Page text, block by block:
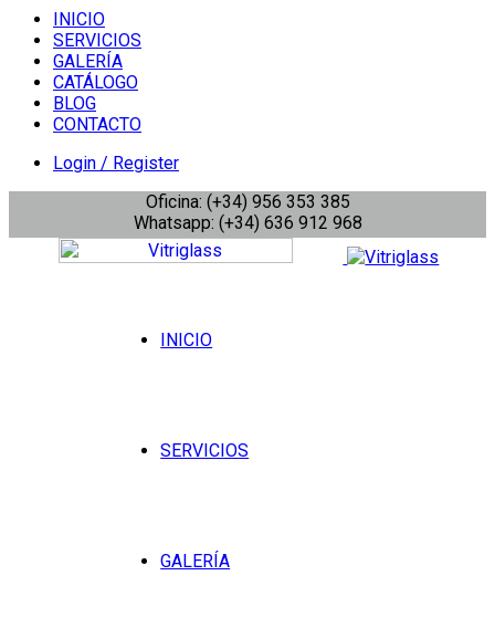
INICIO
SERVICIOS
GALERÍA
CATÁLOGO
BLOG
CONTACTO
Login / Register
Oficina: (+34) 956 353 385
Whatsapp: (+34) 636 912 968
INICIO
SERVICIOS
GALERÍA